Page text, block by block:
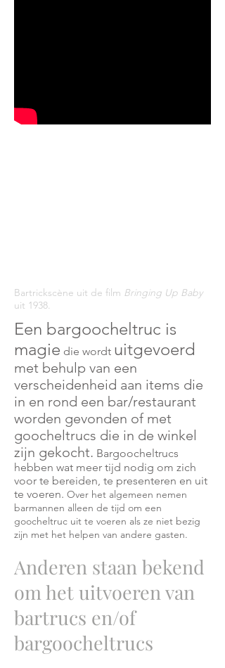
Bartrickscène uit de film Bringing Up Baby
uit 1938.
Een bargoocheltruc is
magie die wordt uitgevoerd
met behulp van een
verscheidenheid aan items die
in en rond een bar/restaurant
worden gevonden of met
goocheltrucs die in de winkel
zijn gekocht. Bargoocheltrucs
hebben wat meer tijd nodig om zich
voor te bereiden, te presenteren en uit
te voeren. Over het algemeen nemen
barmannen alleen de tijd om een
goocheltruc uit te voeren als ze niet bezig
zijn met het helpen van andere gasten.
Anderen staan bekend
om het uitvoeren van
bartrucs en/of
bargoocheltrucs